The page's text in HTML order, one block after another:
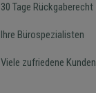
30 Tage Rückgaberecht
Ihre Bürospezialisten
Viele zufriedene Kunden